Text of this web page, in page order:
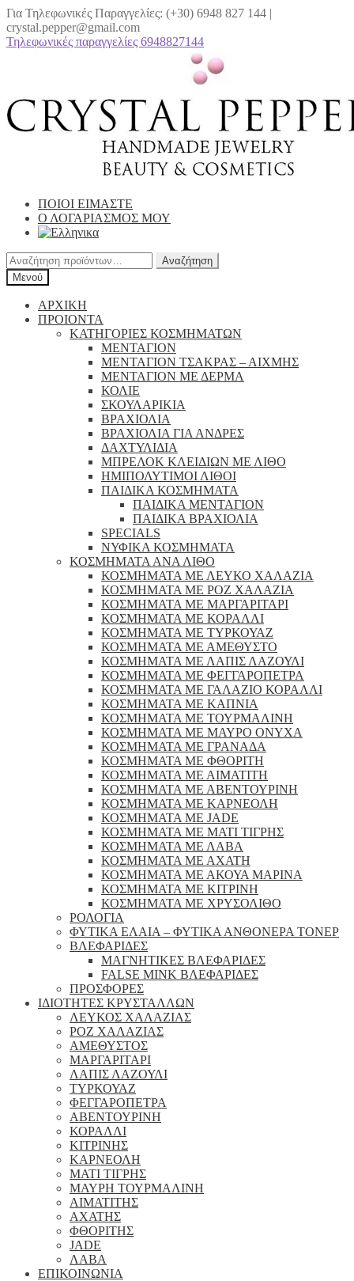
Για Τηλεφωνικές Παραγγελίες: (+30) 6948 827 144 |
crystal.pepper@gmail.com
Τηλεφωνικές παραγγελίες 6948827144
πλοήγηση
ΠΟΙΟΙ ΕΙΜΑΣΤΕ
Ο ΛΟΓΑΡΙΑΣΜΟΣ ΜΟΥ
Αναζήτηση
για:
Αναζήτηση
Μενού
ΑΡΧΙΚΗ
ΠΡΟΙΟΝΤΑ
ΚΑΤΗΓΟΡΙΕΣ ΚΟΣΜΗΜΑΤΩΝ
ΜΕΝΤΑΓΙΟΝ
ΜΕΝΤΑΓΙΟΝ ΤΣΑΚΡΑΣ – ΑΙΧΜΗΣ
ΜΕΝΤΑΓΙΟΝ ΜΕ ΔΕΡΜΑ
ΚΟΛΙΕ
ΣΚΟΥΛΑΡΙΚΙΑ
ΒΡΑΧΙΟΛΙΑ
ΒΡΑΧΙΟΛΙΑ ΓΙΑ ΑΝΔΡΕΣ
ΔΑΧΤΥΛΙΔΙΑ
ΜΠΡΕΛΟΚ ΚΛΕΙΔΙΩΝ ΜΕ ΛΙΘΟ
ΗΜΙΠΟΛΥΤΙΜΟΙ ΛΙΘΟΙ
ΠΑΙΔΙΚΑ ΚΟΣΜΗΜΑΤΑ
ΠΑΙΔΙΚΑ ΜΕΝΤΑΓΙΟΝ
ΠΑΙΔΙΚΑ ΒΡΑΧΙΟΛΙΑ
SPECIALS
ΝΥΦΙΚΑ ΚΟΣΜΗΜΑΤΑ
ΚΟΣΜΗΜΑΤΑ ΑΝΑ ΛΙΘΟ
ΚΟΣΜΗΜΑΤΑ ΜΕ ΛΕΥΚΟ ΧΑΛΑΖΙΑ
ΚΟΣΜΗΜΑΤΑ ΜΕ ΡΟΖ ΧΑΛΑΖΙΑ
ΚΟΣΜΗΜΑΤΑ ΜΕ ΜΑΡΓΑΡΙΤΑΡΙ
ΚΟΣΜΗΜΑΤΑ ΜΕ ΚΟΡΑΛΛΙ
ΚΟΣΜΗΜΑΤΑ ΜΕ ΤΥΡΚΟΥΑΖ
ΚΟΣΜΗΜΑΤΑ ΜΕ ΑΜΕΘΥΣΤΟ
ΚΟΣΜΗΜΑΤΑ ΜΕ ΛΑΠΙΣ ΛΑΖΟΥΛΙ
ΚΟΣΜΗΜΑΤΑ ΜΕ ΦΕΓΓΑΡΟΠΕΤΡΑ
ΚΟΣΜΗΜΑΤΑ ΜΕ ΓΑΛΑΖΙΟ ΚΟΡΑΛΛΙ
ΚΟΣΜΗΜΑΤΑ ΜΕ ΚΑΠΝΙΑ
ΚΟΣΜΗΜΑΤΑ ΜΕ ΤΟΥΡΜΑΛΙΝΗ
ΚΟΣΜΗΜΑΤΑ ΜΕ ΜΑΥΡΟ ΟΝΥΧΑ
ΚΟΣΜΗΜΑΤΑ ΜΕ ΓΡΑΝΑΔΑ
ΚΟΣΜΗΜΑΤΑ ΜΕ ΦΘΟΡΙΤΗ
ΚΟΣΜΗΜΑΤΑ ΜΕ ΑΙΜΑΤΙΤΗ
ΚΟΣΜΗΜΑΤΑ ΜΕ ΑΒΕΝΤΟΥΡΙΝΗ
ΚΟΣΜΗΜΑΤΑ ΜΕ ΚΑΡΝΕΟΛΗ
ΚΟΣΜΗΜΑΤΑ ΜΕ JADE
ΚΟΣΜΗΜΑΤΑ ΜΕ ΜΑΤΙ ΤΙΓΡΗΣ
ΚΟΣΜΗΜΑΤΑ ΜΕ ΛΑΒΑ
ΚΟΣΜΗΜΑΤΑ ΜΕ ΑΧΑΤΗ
ΚΟΣΜΗΜΑΤΑ ΜΕ ΑΚΟΥΑ ΜΑΡΙΝΑ
ΚΟΣΜΗΜΑΤΑ ΜΕ ΚΙΤΡΙΝΗ
ΚΟΣΜΗΜΑΤΑ ΜΕ ΧΡΥΣΟΛΙΘΟ
ΡΟΛΟΓΙΑ
ΦΥΤΙΚΑ ΕΛΑΙΑ – ΦΥΤΙΚΑ ΑΝΘΟΝΕΡΑ ΤΟΝΕΡ
ΒΛΕΦΑΡΙΔΕΣ
ΜΑΓΝΗΤΙΚΕΣ ΒΛΕΦΑΡΙΔΕΣ
FALSE MINK ΒΛΕΦΑΡΙΔΕΣ
ΠΡΟΣΦΟΡΕΣ
ΙΔΙΟΤΗΤΕΣ ΚΡΥΣΤΑΛΛΩΝ
ΛΕΥΚΟΣ ΧΑΛΑΖΙΑΣ
ΡΟΖ ΧΑΛΑΖΙΑΣ
ΑΜΕΘΥΣΤΟΣ
ΜΑΡΓΑΡΙΤΑΡΙ
ΛΑΠΙΣ ΛΑΖΟΥΛΙ
ΤΥΡΚΟΥΑΖ
ΦΕΓΓΑΡΟΠΕΤΡΑ
ΑΒΕΝΤΟΥΡΙΝΗ
ΚΟΡΑΛΛΙ
ΚΙΤΡΙΝΗΣ
ΚΑΡΝΕΟΛΗ
ΜΑΤΙ ΤΙΓΡΗΣ
ΜΑΥΡΗ ΤΟΥΡΜΑΛΙΝΗ
ΑΙΜΑΤΙΤΗΣ
ΑΧΑΤΗΣ
ΦΘΟΡΙΤΗΣ
JADE
ΛΑΒΑ
ΕΠΙΚΟΙΝΩΝΙΑ